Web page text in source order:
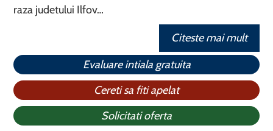
raza judetului Ilfov…
Citeste mai mult
Evaluare intiala gratuita
Cereti sa fiti apelat
Solicitati oferta